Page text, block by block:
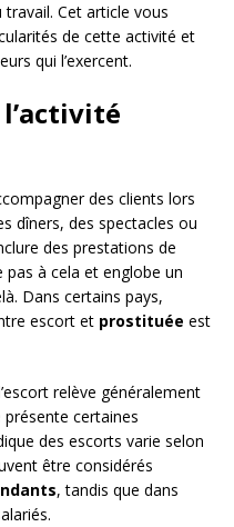
Cet article vous
de cette activité et
qui l’exercent.
des clients lors
dîners, des spectacles ou
des prestations de
pas à cela et englobe un
Dans certains pays,
escort et prostituée est
relève généralement
présente certaines
des escorts varie selon
être considérés
, tandis que dans